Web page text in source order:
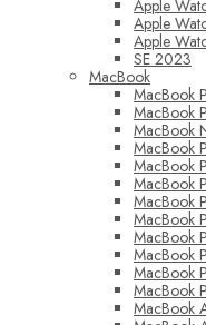
Apple
Apple
Apple
SE 2023
MacBook
MacBook
MacBook
MacBook
MacBook
MacBook
MacBook
MacBook
MacBook
MacBook
MacBook
MacBook
MacBook
MacBook